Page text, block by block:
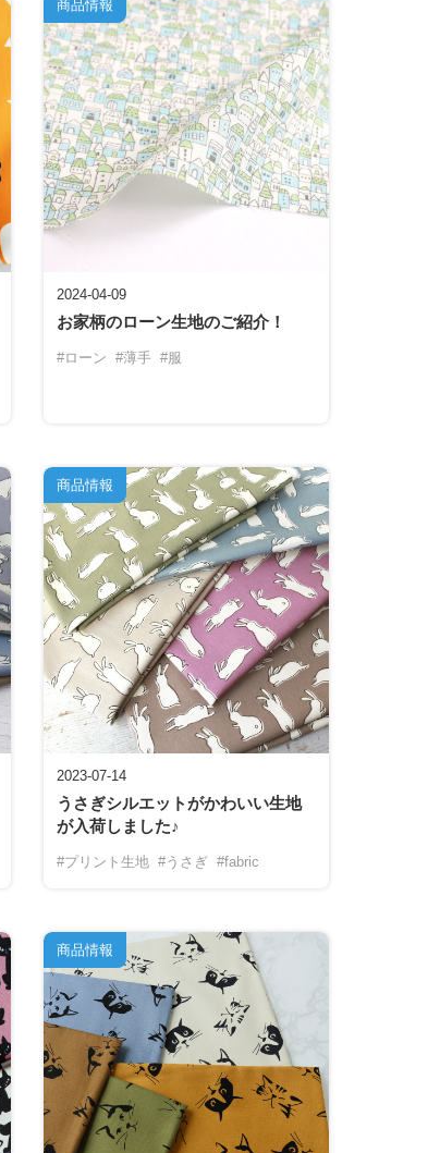
2024-04-09
お家柄のローン生地のご紹介！
#ローン #薄手 #服
商品情報
2023-07-14
うさぎシルエットがかわいい生地
が入荷しました♪
#プリント生地 #うさぎ #fabric
商品情報
商品情報